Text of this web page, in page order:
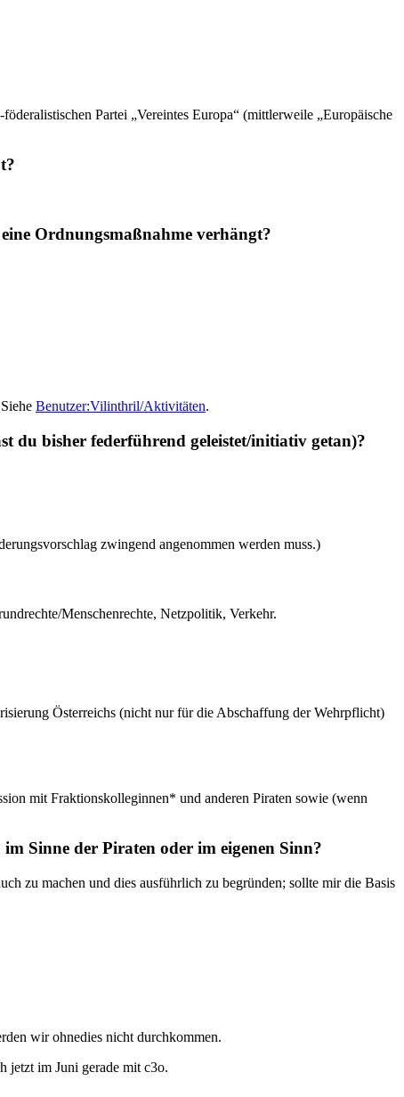
Partei „Vereintes Europa“ (mittlerweile „Europäische
Ordnungsmaßnahme verhängt?
Benutzer:Vilinthril/Aktivitäten.
du bisher federführend geleistet/initiativ getan)?
zwingend angenommen werden muss.)
Menschenrechte, Netzpolitik, Verkehr.
Österreichs (nicht nur für die Abschaffung der Wehrpflicht)
mit Fraktionskolleginnen* und anderen Piraten sowie (wenn
Sinne der Piraten oder im eigenen Sinn?
zu machen und dies ausführlich zu begründen; sollte mir die Basis
wir ohnedies nicht durchkommen.
jetzt im Juni gerade mit c3o.